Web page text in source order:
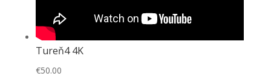
Tureň4 4K
€50.00